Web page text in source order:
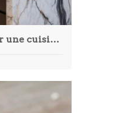
Comment concevoir une cuisine équipée sur-mesure à Annecy ?